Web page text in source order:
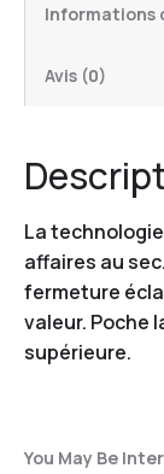
Informations
Avis (0)
La
affaires au
fermeture
valeur. Poche
supérieure.
You May Be